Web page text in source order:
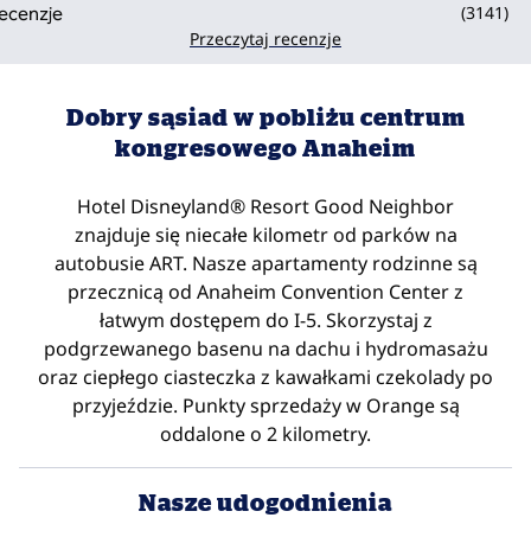
(3141)
Przeczytaj recenzje
Dobry sąsiad w pobliżu centrum
kongresowego Anaheim
Hotel Disneyland® Resort Good Neighbor
znajduje się niecałe kilometr od parków na
autobusie ART. Nasze apartamenty rodzinne są
przecznicą od Anaheim Convention Center z
łatwym dostępem do I-5. Skorzystaj z
podgrzewanego basenu na dachu i hydromasażu
oraz ciepłego ciasteczka z kawałkami czekolady po
przyjeździe. Punkty sprzedaży w Orange są
oddalone o 2 kilometry.
Nasze udogodnienia